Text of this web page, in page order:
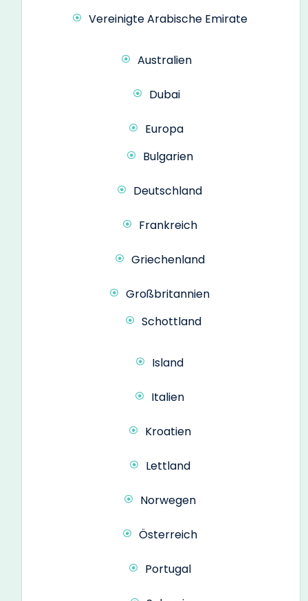
Vereinigte Arabische Emirate
Australien
Dubai
Europa
Bulgarien
Deutschland
Frankreich
Griechenland
Großbritannien
Schottland
Island
Italien
Kroatien
Lettland
Norwegen
Österreich
Portugal